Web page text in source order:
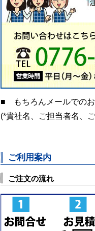
■ もちろんメールでの
(*貴社名、ご担当者名、
ご利用案内
ご注文の流れ